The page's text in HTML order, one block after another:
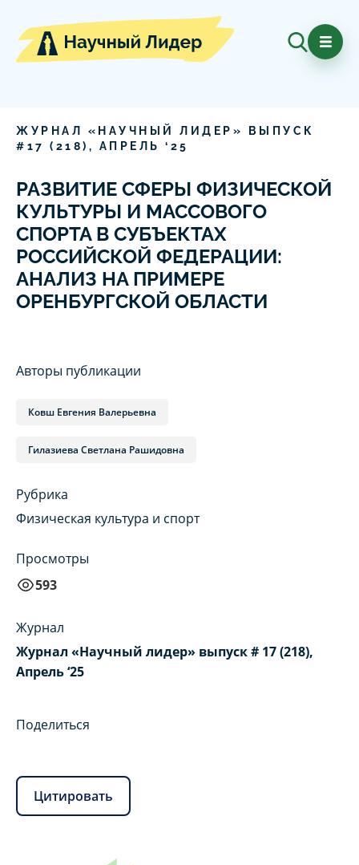
ЖУРНАЛ «НАУЧНЫЙ ЛИДЕР» ВЫПУСК
# 17 ( 218), АПРЕЛЬ ‘ 25
РАЗВИТИЕ СФЕРЫ ФИЗИЧЕСКОЙ
КУЛЬТУРЫ И МАССОВОГО
СПОРТА В СУБЪЕКТАХ
РОССИЙСКОЙ ФЕДЕРАЦИИ:
АНАЛИЗ НА ПРИМЕРЕ
ОРЕНБУРГСКОЙ ОБЛАСТИ
Авторы публикации
Ковш Евгения Валерьевна
Гилазиева Светлана Рашидовна
Рубрика
Физическая культура и спорт
Просмотры
593
Журнал
Журнал «Научный лидер» выпуск # 17 (218),
Апрель ‘25
Поделиться
Цитировать